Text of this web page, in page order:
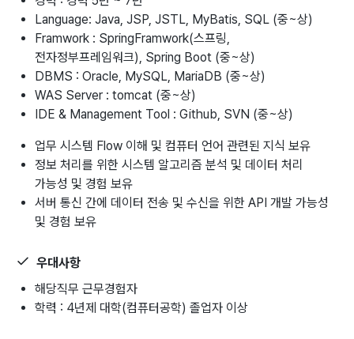
Language: Java, JSP, JSTL, MyBatis, SQL (중~상)
Framwork : SpringFramwork(스프링,
전자정부프레임워크), Spring Boot (중~상)
DBMS : Oracle, MySQL, MariaDB (중~상)
WAS Server : tomcat (중~상)
IDE & Management Tool : Github, SVN (중~상)
업무 시스템 Flow 이해 및 컴퓨터 언어 관련된 지식 보유
정보 처리를 위한 시스템 알고리즘 분석 및 데이터 처리
가능성 및 경험 보유
서버 통신 간에 데이터 전송 및 수신을 위한 API 개발 가능성
및 경험 보유
우대사항
해당직무 근무경험자
학력 : 4년제 대학(컴퓨터공학) 졸업자 이상